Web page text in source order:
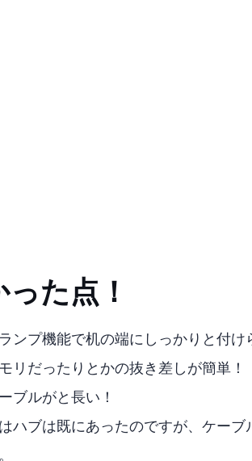
った点！
ンプ機能で机の端にしっかりと付け
メモリだったりとかの抜き差しが簡単！
ケーブルが1mと長い！
USBハブは既にあったのですが、ケ